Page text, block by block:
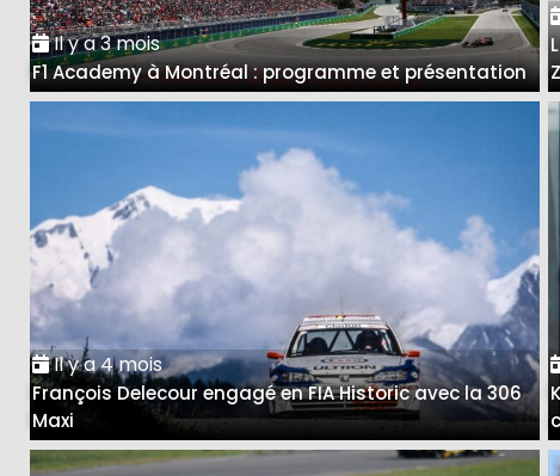
Il y a 3 mois
F1 Academy à Montréal : programme et présentation
Il y a 4 mois
François Delecour engagé en FIA Historic avec la 306
Maxi